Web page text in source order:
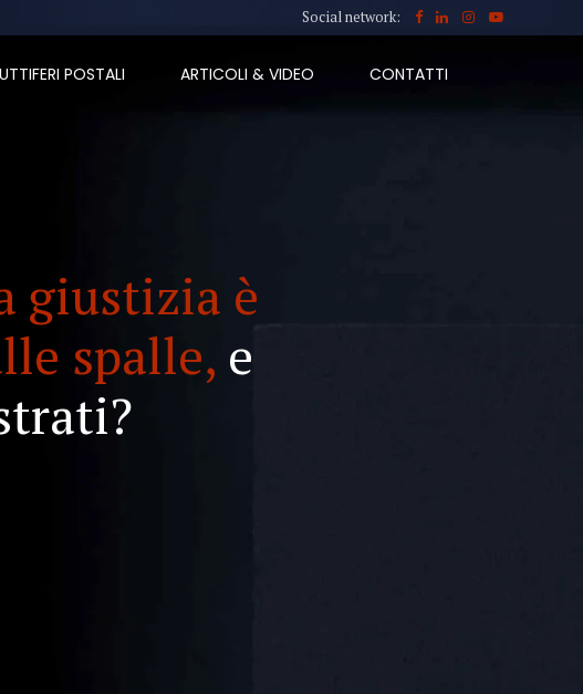
Social network:
POSTALI ARTICOLI & VIDEO CONTATTI
giustizia è
spalle, e